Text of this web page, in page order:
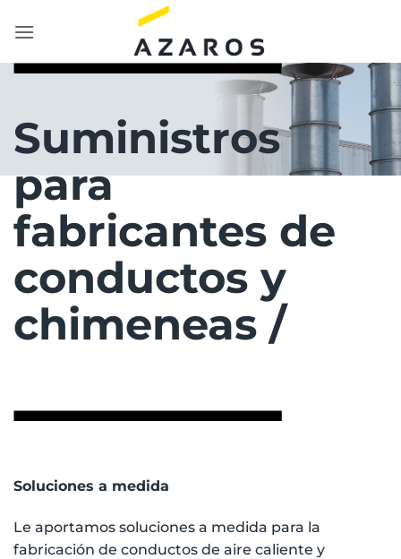
Suministros
para
fabricantes de
conductos y
chimeneas /
Soluciones a medida
Le aportamos soluciones a medida para la
fabricación de conductos de aire caliente y